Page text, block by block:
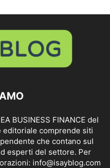
BUSINESS FINANCE del
editoriale comprende siti
che contano sul
esperti del settore. Per
info@isayblog.com